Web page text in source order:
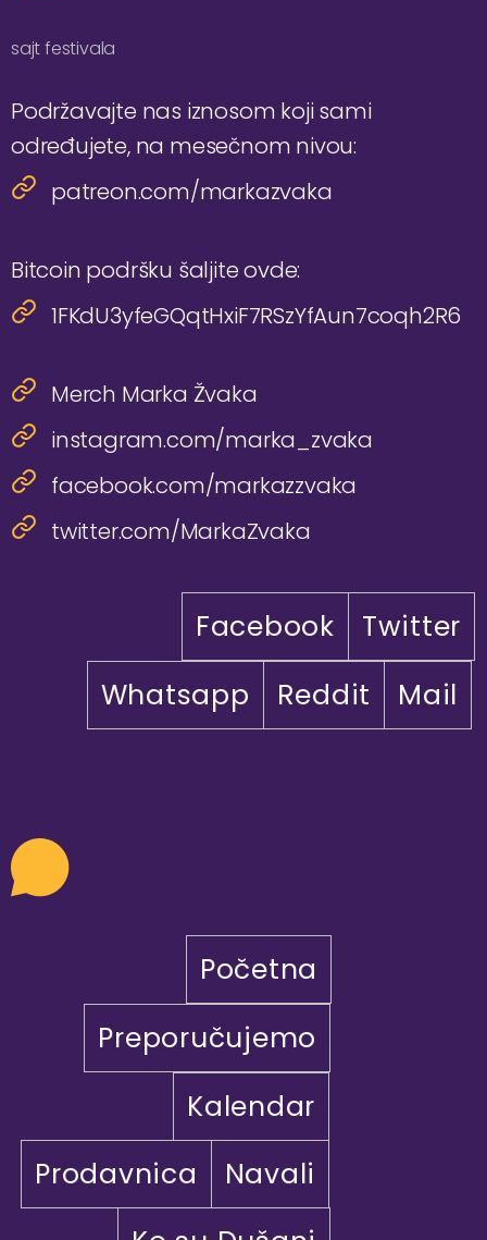
sajt festivala
Podržavajte nas iznosom koji sami
određujete, na mesečnom nivou:
patreon.com/markazvaka
Bitcoin podršku šaljite ovde:
1FKdU3yfeGQqtHxiF7RSzYfAun7coqh2R6
Merch Marka Žvaka
instagram.com/marka_zvaka
facebook.com/markazzvaka
twitter.com/MarkaZvaka
Facebook
Twitter
Whatsapp
Reddit Mail
Početna
Preporučujemo
Kalendar
Prodavnica
Navali